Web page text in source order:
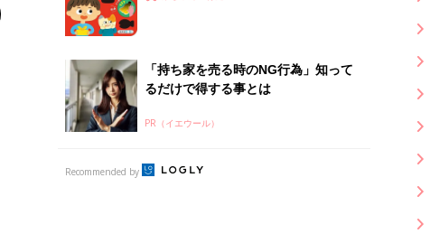
離乳食はいつから？進め方は？「たまひよ きほんの離
授乳の悩みや初めての離乳食作りに役立つ
子育てとお金
妊娠・出産・育児にかかる費用やもらえる補助
金・助成金を解説